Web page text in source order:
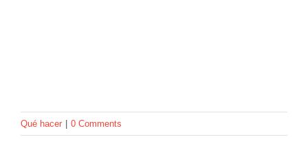
Qué hacer 0 Comments